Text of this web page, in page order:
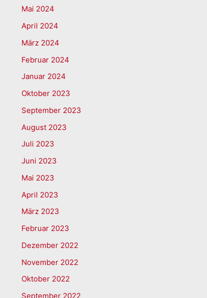
Mai 2024
April 2024
März 2024
Februar 2024
Januar 2024
Oktober 2023
September 2023
August 2023
Juli 2023
Juni 2023
Mai 2023
April 2023
März 2023
Februar 2023
Dezember 2022
November 2022
Oktober 2022
September 2022